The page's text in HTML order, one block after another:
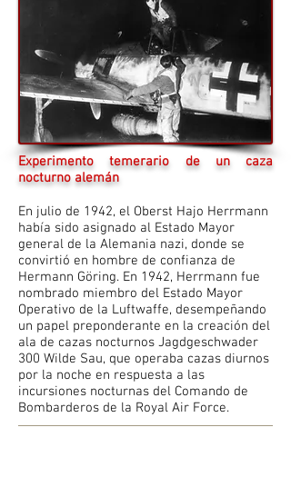
Experimento temerario de un caza
nocturno alemán
En julio de 1942, el Oberst Hajo Herrmann
había sido asignado al Estado Mayor
general de la Alemania nazi, donde se
convirtió en hombre de confianza de
Hermann Göring. En 1942, Herrmann fue
nombrado miembro del Estado Mayor
Operativo de la Luftwaffe, desempeñando
un papel preponderante en la creación del
ala de cazas nocturnos Jagdgeschwader
300 Wilde Sau, que operaba cazas diurnos
por la noche en respuesta a las
incursiones nocturnas del Comando de
Bombarderos de la Royal Air Force.